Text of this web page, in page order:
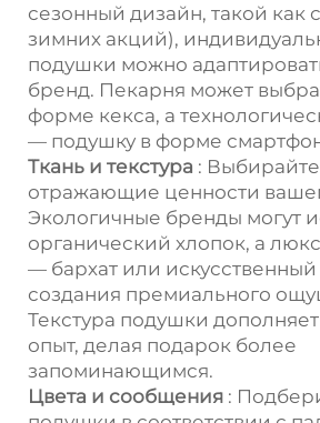
сезонный дизайн, такой как
зимних акций),
подушки можно
бренд. Пекарня может
форме кекса, а
— подушку в форме
Ткань и текстура :
отражающие ценности
Экологичные бренды могут
органический хлопок, а
— бархат или
создания премиального
Текстура подушки
опыт, делая подарок более
запоминающимся.
Цвета и сообщения :